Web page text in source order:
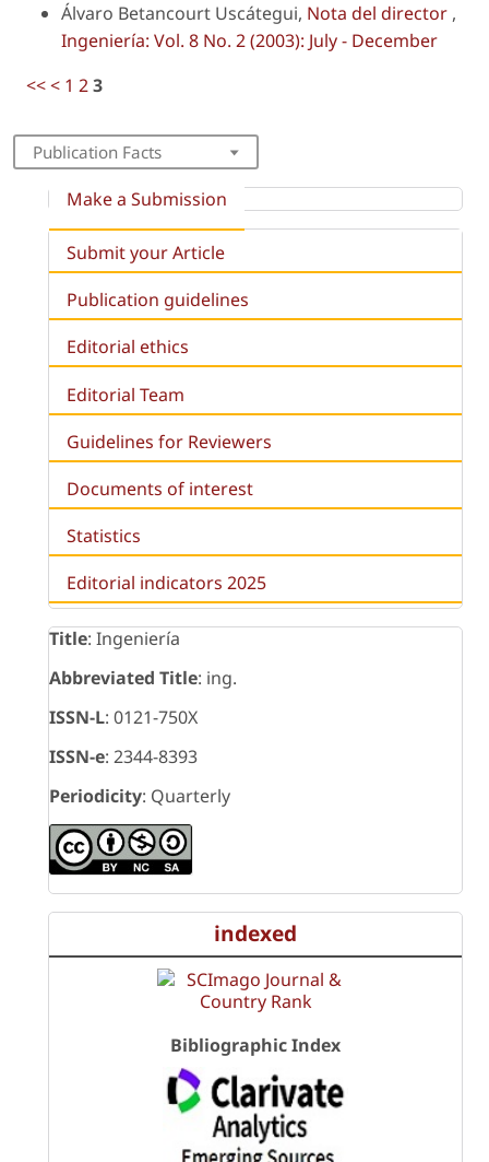
Álvaro Betancourt Uscátegui, Nota del director ,
Ingeniería: Vol. 8 No. 2 (2003): July - December
<<< 1 23
Publication Facts
Make a Submission
Submit your Article
Publication guidelines
Editorial ethics
Editorial Team
Guidelines for Reviewers
Documents of interest
Statistics
Editorial indicators 2025
Title: Ingeniería
Abbreviated Title: ing.
ISSN-L: 0121-750X
ISSN-e: 2344-8393
Periodicity: Quarterly
indexed
Bibliographic Index